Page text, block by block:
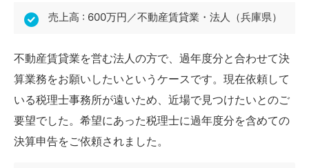
売上高 : 600万円／不動産賃貸業・法人（兵庫県）
不動産賃貸業を営む法人の方で、過年度分と合わせて決
算業務をお願いしたいというケースです。現在依頼して
いる税理士事務所が遠いため、近場で見つけたいとのご
要望でした。希望にあった税理士に過年度分を含めての
決算申告をご依頼されました。